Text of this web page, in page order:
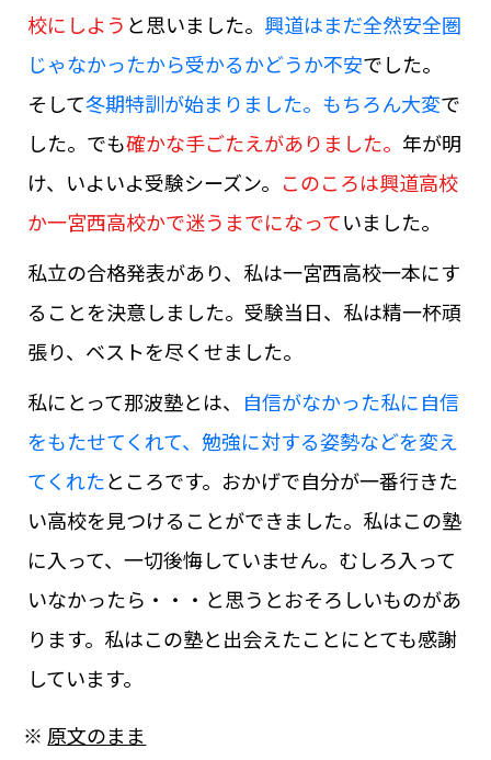
校にしよう と思いました。 興道はまだ全然安全圏
じゃなかったから受かるかどうか不安でした。
そして冬期特訓が始まりました。もちろん大変で
した。でも確かな手ごたえがありました。 年が明
け、いよいよ受験シーズン。 このころは興道高校
か一宮西高校かで迷うまでになっていました。
私立の合格発表があり、私は一宮西高校一本にす
ることを決意しました。受験当日、私は精一杯頑
張り、ベストを尽くせました。
私にとって那波塾とは、
自信がなかった私に自信
をもたせてくれて、勉強に対する姿勢などを変え
てくれたところです。おかげで自分が一番行きた
い高校を見つけることができました。私はこの塾
に入って、一切後悔していません。むしろ入って
いなかったら・・・と思うとおそろしいものがあ
ります。私はこの塾と出会えたことにとても感謝
しています。
※ 原文のまま